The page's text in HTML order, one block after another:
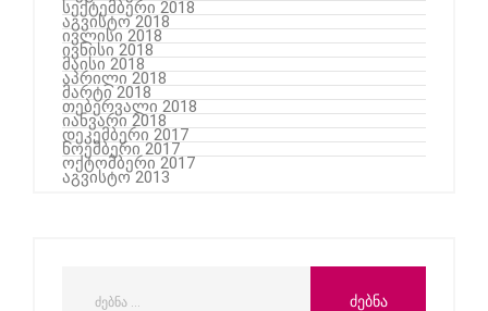
სექტემბერი 2018
აგვისტო 2018
ივლისი 2018
ივნისი 2018
მაისი 2018
აპრილი 2018
მარტი 2018
თებერვალი 2018
იანვარი 2018
დეკემბერი 2017
ნოემბერი 2017
ოქტომბერი 2017
აგვისტო 2013